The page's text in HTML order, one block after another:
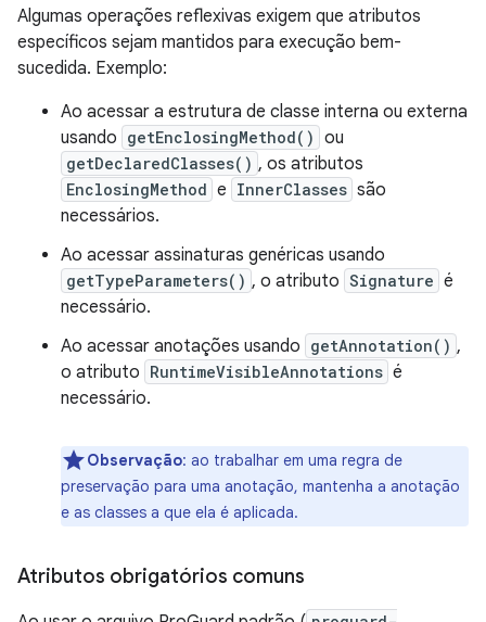
Algumas operações reflexivas exigem que atributos
específicos sejam mantidos para execução bem-
sucedida. Exemplo:
Ao acessar a estrutura de classe interna ou externa
usando getEnclosingMethod() ou
getDeclaredClasses() , os atributos
EnclosingMethod e InnerClasses são
necessários.
Ao acessar assinaturas genéricas usando
getTypeParameters() , o atributo Signature é
necessário.
Ao acessar anotações usando getAnnotation() ,
o atributo RuntimeVisibleAnnotations é
necessário.
Observação: ao trabalhar em uma regra de
preservação para uma anotação, mantenha a anotação
e as classes a que ela é aplicada.
Atributos obrigatórios comuns